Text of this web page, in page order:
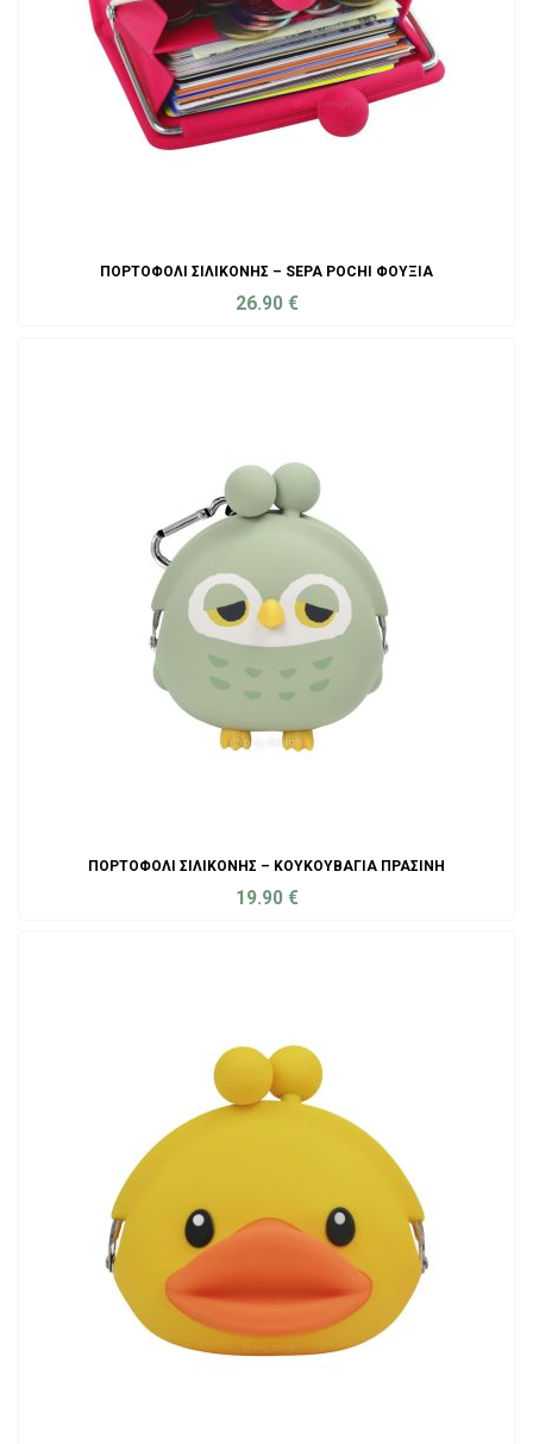
ΠΟΡΤΟΦΌΛΙ ΣΙΛΙΚΌΝΗΣ – SEPA POCHI ΦΟΎΞΙΑ
26.90 €
ΠΟΡΤΟΦΌΛΙ ΣΙΛΙΚΌΝΗΣ – ΚΟΥΚΟΥΒΆΓΙΑ ΠΡΆΣΙΝΗ
19.90 €